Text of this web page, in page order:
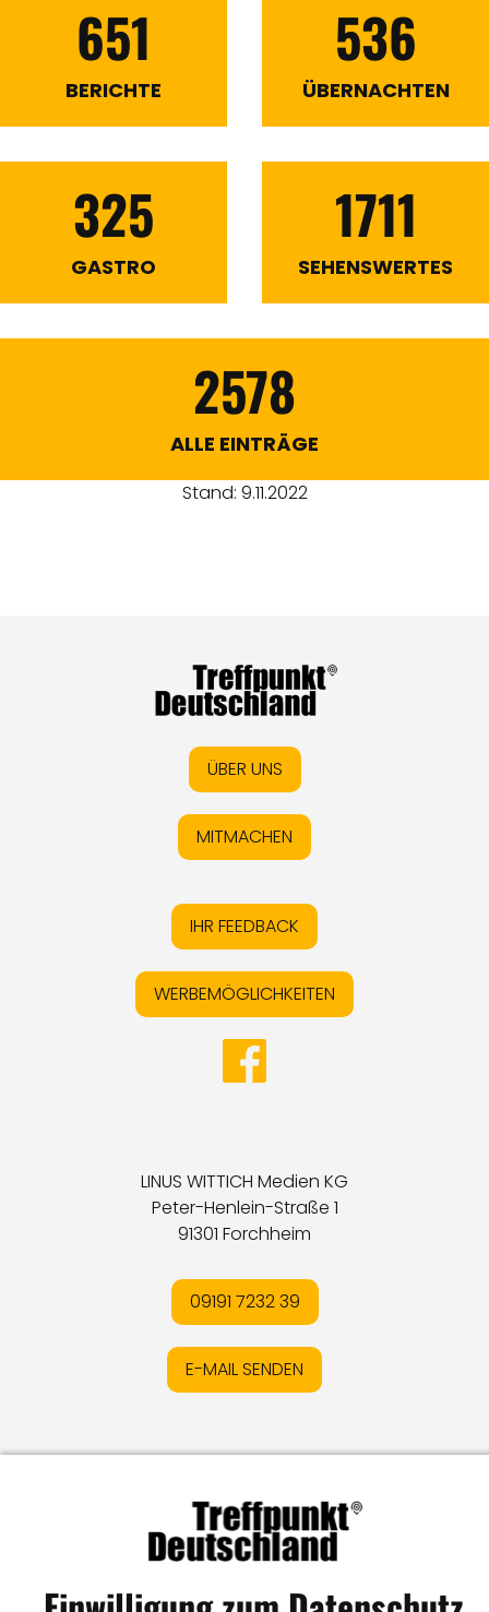
651
BERICHTE
536
ÜBERNACHTEN
325
GASTRO
1711
SEHENSWERTES
2578
ALLE EINTRÄGE
Stand: 9.11.2022
ÜBER UNS
MITMACHEN
IHR FEEDBACK
WERBEMÖGLICHKEITEN
LINUS WITTICH Medien KG
Peter-Henlein-Straße 1
91301 Forchheim
09191 7232 39
E-MAIL SENDEN
MediadatenI Kontakt Vertrag widerrufen
© LW Medien GmbH